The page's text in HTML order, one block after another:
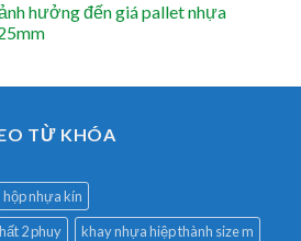
hưởng đến giá pallet nhựa
TỪ KHÓA
hộp nhựa kín
2 phuy
khay nhựa hiệp thành size m